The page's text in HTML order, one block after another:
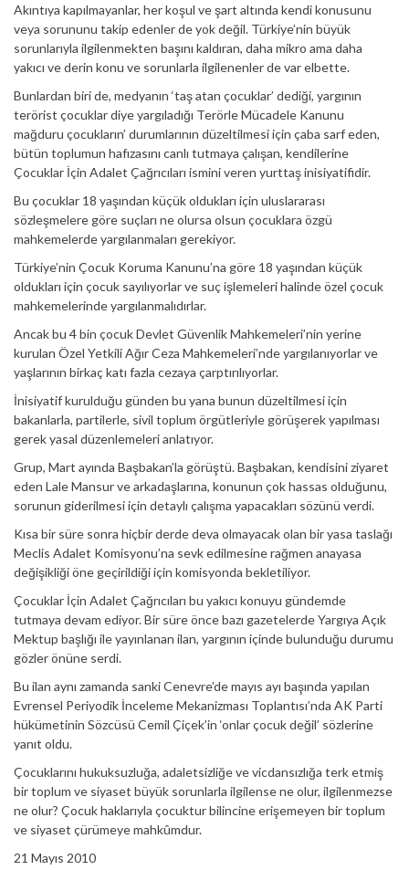
Akıntıya kapılmayanlar, her koşul ve şart altında kendi konusunu
veya sorununu takip edenler de yok değil. Türkiye’nin büyük
sorunlarıyla ilgilenmekten başını kaldıran, daha mikro ama daha
yakıcı ve derin konu ve sorunlarla ilgilenenler de var elbette.
Bunlardan biri de, medyanın ‘taş atan çocuklar’ dediği, yargının
terörist çocuklar diye yargıladığı Terörle Mücadele Kanunu
mağduru çocukların’ durumlarının düzeltilmesi için çaba sarf eden,
bütün toplumun hafızasını canlı tutmaya çalışan, kendilerine
Çocuklar İçin Adalet Çağrıcıları ismini veren yurttaş inisiyatifidir.
Bu çocuklar 18 yaşından küçük oldukları için uluslararası
sözleşmelere göre suçları ne olursa olsun çocuklara özgü
mahkemelerde yargılanmaları gerekiyor.
Türkiye’nin Çocuk Koruma Kanunu’na göre 18 yaşından küçük
oldukları için çocuk sayılıyorlar ve suç işlemeleri halinde özel çocuk
mahkemelerinde yargılanmalıdırlar.
Ancak bu 4 bin çocuk Devlet Güvenlik Mahkemeleri’nin yerine
kurulan Özel Yetkili Ağır Ceza Mahkemeleri’nde yargılanıyorlar ve
yaşlarının birkaç katı fazla cezaya çarptırılıyorlar.
İnisiyatif kurulduğu günden bu yana bunun düzeltilmesi için
bakanlarla, partilerle, sivil toplum örgütleriyle görüşerek yapılması
gerek yasal düzenlemeleri anlatıyor.
Grup, Mart ayında Başbakan’la görüştü. Başbakan, kendisini ziyaret
eden Lale Mansur ve arkadaşlarına, konunun çok hassas olduğunu,
sorunun giderilmesi için detaylı çalışma yapacakları sözünü verdi.
Kısa bir süre sonra hiçbir derde deva olmayacak olan bir yasa taslağı
Meclis Adalet Komisyonu’na sevk edilmesine rağmen anayasa
değişikliği öne geçirildiği için komisyonda bekletiliyor.
Çocuklar İçin Adalet Çağrıcıları bu yakıcı konuyu gündemde
tutmaya devam ediyor. Bir süre önce bazı gazetelerde Yargıya Açık
Mektup başlığı ile yayınlanan ilan, yargının içinde bulunduğu durumu
gözler önüne serdi.
Bu ilan aynı zamanda sanki Cenevre’de mayıs ayı başında yapılan
Evrensel Periyodik İnceleme Mekanizması Toplantısı’nda AK Parti
hükümetinin Sözcüsü Cemil Çiçek’in ‘onlar çocuk değil’ sözlerine
yanıt oldu.
Çocuklarını hukuksuzluğa, adaletsizliğe ve vicdansızlığa terk etmiş
bir toplum ve siyaset büyük sorunlarla ilgilense ne olur, ilgilenmezse
ne olur? Çocuk haklarıyla çocuktur bilincine erişemeyen bir toplum
ve siyaset çürümeye mahkûmdur.
21 Mayıs 2010